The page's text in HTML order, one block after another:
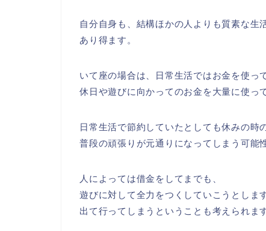
自分自身も、結構ほかの人よりも質素な生
あり得ます。
いて座の場合は、日常生活ではお金を使っ
休日や遊びに向かってのお金を大量に使っ
日常生活で節約していたとしても休みの時
普段の頑張りが元通りになってしまう可能
人によっては借金をしてまでも、
遊びに対して全力をつくしていこうとしま
出て行ってしまうということも考えられます